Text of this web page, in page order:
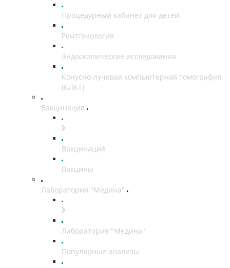
Процедурный кабинет для детей
Рентгенология
Эндоскопические исследования
Конусно-лучевая компьютерная томография
(КЛКТ)
Вакцинация
Вакцинация
Вакцины
Лаборатория "Медина"
Лаборатория "Медина"
Популярные анализы